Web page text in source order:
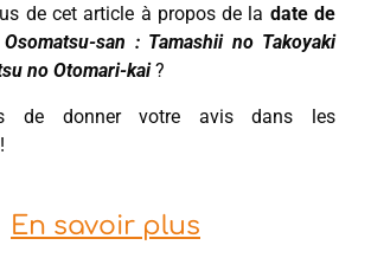
de cet article à propos de la date de
Osomatsu-san : Tamashii no Takoyaki
no Otomari-kai?
de donner votre avis dans les
En savoir plus